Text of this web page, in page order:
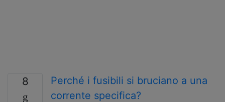
8
Perché i fusibili si bruciano a una
corrente specifica?